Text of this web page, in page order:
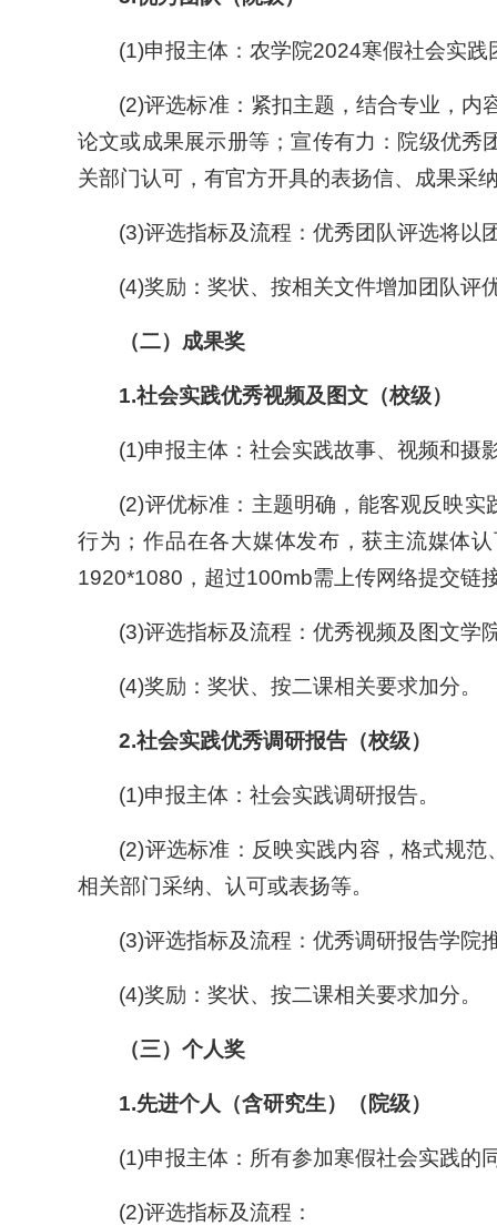
(1)申报主体：农学院2024寒假社会实践
(2)评选标准：紧扣主题，结合专业，内
论文或成果展示册等；宣传有力：院级优
关部门认可，有官方开具的表扬信、成果采
(3)评选指标及流程：优秀团队评选将以
(4)奖励：奖状、按相关文件增加团队评
（二） 成果奖
1.社会实践优秀视频及图文（校级）
(1)申报主体：社会实践故事、视频和摄
(2)评优标准：主题明确，能客观反映
行为；作品在各大媒体发布，获主流媒体
1920*1080，超过100mb需上传网络提交链
(3)评选指标及流程：优秀视频及图文学
(4)奖励：奖状、按二课相关要求加分。
2.社会实践优秀调研报告（校级）
(1)申报主体：社会实践调研报告。
(2)评选标准：反映实践内容，格式规
相关部门采纳、认可或表扬等。
(3)评选指标及流程：优秀调研报告学院
(4)奖励：奖状、按二课相关要求加分。
（三）个人奖
1.先进个人（含研究生）（院级）
(1)申报主体：所有参加寒假社会实践的
(2)评选指标及流程：